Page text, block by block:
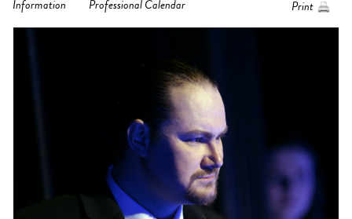
Information Professional Calendar Print